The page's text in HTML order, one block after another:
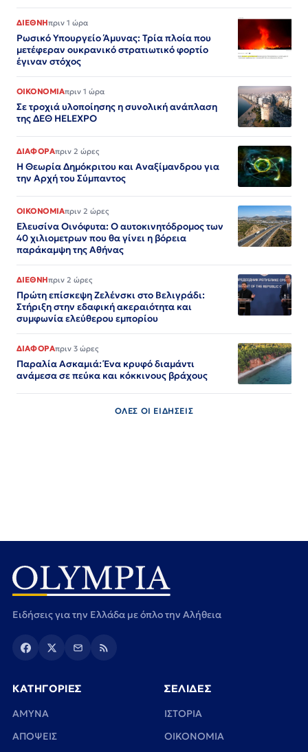
ΔΙΕΘΝΗπριν 1 ώρα
Ρωσικό Υπουργείο Άμυνας: Τρία πλοία που
μετέφεραν ουκρανικό στρατιωτικό φορτίο
έγιναν στόχος
ΟΙΚΟΝΟΜΙΑπριν 1 ώρα
Σε τροχιά υλοποίησης η συνολική ανάπλαση
της ΔΕΘ HELEXPO
ΔΙΑΦΟΡΑπριν 2 ώρες
Η Θεωρία Δημόκριτου και Αναξίμανδρου για
την Αρχή του Σύμπαντος
ΟΙΚΟΝΟΜΙΑπριν 2 ώρες
Ελευσίνα Οινόφυτα: Ο αυτοκινητόδρομος των
40 χιλιομετρων που θα γίνει η βόρεια
παράκαμψη της Αθήνας
ΔΙΕΘΝΗπριν 2 ώρες
Πρώτη επίσκεψη Ζελένσκι στο Βελιγράδι:
Στήριξη στην εδαφική ακεραιότητα και
συμφωνία ελεύθερου εμπορίου
ΔΙΑΦΟΡΑπριν 3 ώρες
Παραλία Ασκαμιά: Ένα κρυφό διαμάντι
ανάμεσα σε πεύκα και κόκκινους βράχους
ΟΛΕΣ ΟΙ ΕΙΔΗΣΕΙΣ
Ειδήσεις για την Ελλάδα με όπλο την Αλήθεια
ΚΑΤΗΓΟΡΙΕΣ
ΑΜΥΝΑ
ΑΠΟΨΕΙΣ
ΣΕΛΙΔΕΣ
ΙΣΤΟΡΙΑ
ΟΙΚΟΝΟΜΙΑ